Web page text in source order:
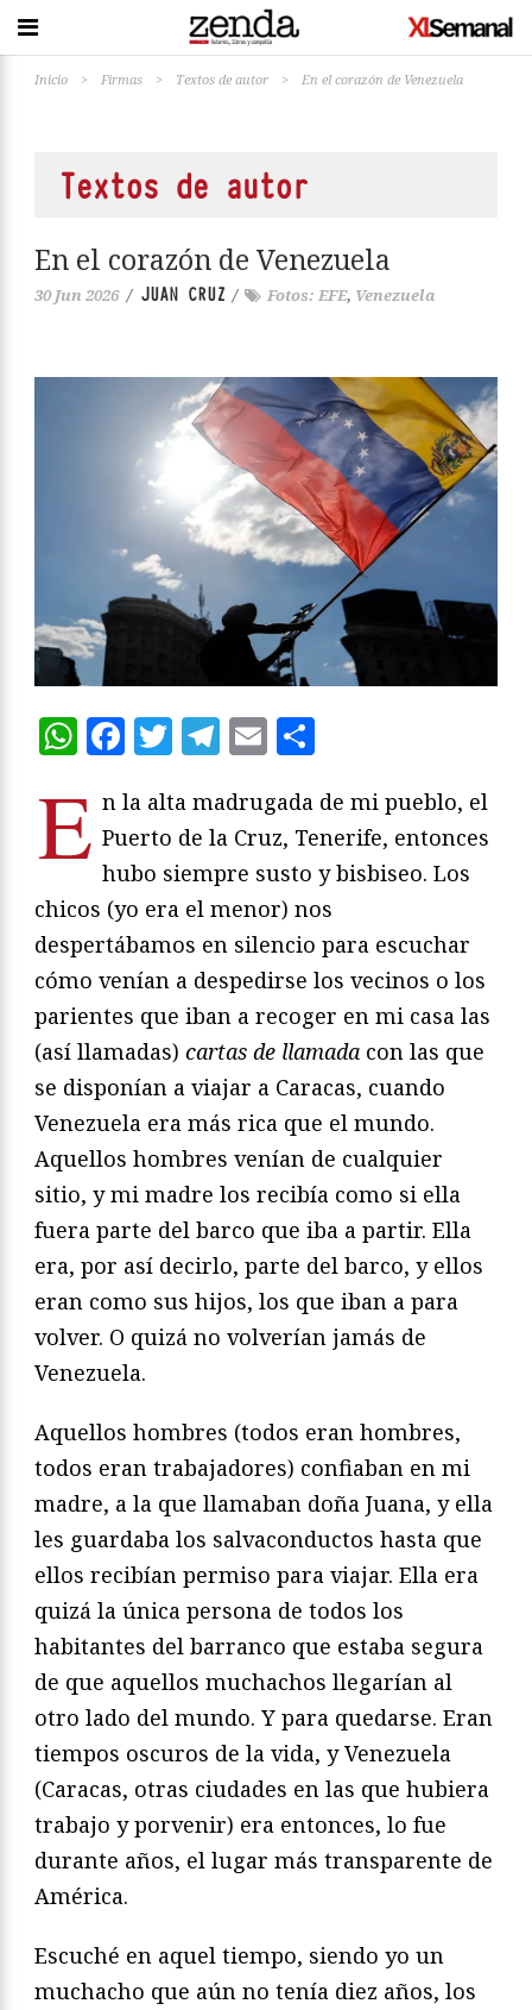
Inicio > Firmas > Textos de autor > En el corazón de Venezuela
Textos de autor
En el corazón de Venezuela
30 Jun 2026 / JUAN CRUZ / Fotos: EFE, Venezuela
WhatsApp
Facebook
Twitter
Telegram
Email
E n la alta madrugada de mi pueblo, el
Puerto de la Cruz, Tenerife, entonces
hubo siempre susto y bisbiseo. Los
chicos (yo era el menor) nos
despertábamos en silencio para escuchar
cómo venían a despedirse los vecinos o los
parientes que iban a recoger en mi casa las
(así llamadas) cartas de llamada con las que
se disponían a viajar a Caracas, cuando
Venezuela era más rica que el mundo.
Aquellos hombres venían de cualquier
sitio, y mi madre los recibía como si ella
fuera parte del barco que iba a partir. Ella
era, por así decirlo, parte del barco, y ellos
eran como sus hijos, los que iban a para
volver. O quizá no volverían jamás de
Venezuela.
Aquellos hombres (todos eran hombres,
todos eran trabajadores) confiaban en mi
madre, a la que llamaban doña Juana, y ella
les guardaba los salvaconductos hasta que
ellos recibían permiso para viajar. Ella era
quizá la única persona de todos los
habitantes del barranco que estaba segura
de que aquellos muchachos llegarían al
otro lado del mundo. Y para quedarse. Eran
tiempos oscuros de la vida, y Venezuela
(Caracas, otras ciudades en las que hubiera
trabajo y porvenir) era entonces, lo fue
durante años, el lugar más transparente de
América.
Escuché en aquel tiempo, siendo yo un
muchacho que aún no tenía diez años, los